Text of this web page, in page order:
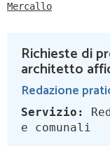
Mercallo
Richieste di
architetto
Redazione
Servizio:
e comunali